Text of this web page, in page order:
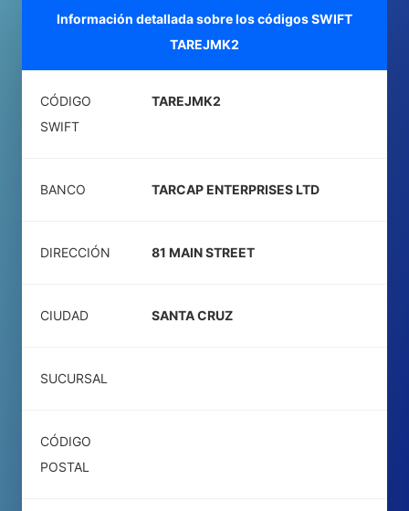
Información detallada sobre los códigos SWIFT
TAREJMK2
CÓDIGO
SWIFT
TAREJMK2
BANCO TARCAP ENTERPRISES LTD
DIRECCIÓN 81 MAIN STREET
CIUDAD SANTA CRUZ
SUCURSAL
CÓDIGO
POSTAL